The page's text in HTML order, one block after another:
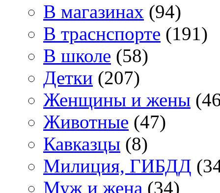
В магазинах (94)
В траснспорте (191)
В школе (58)
Детки (207)
Женщины и жены
Животные (47)
Кавказцы (8)
Милиция, ГИБДД
Муж и жена (34)